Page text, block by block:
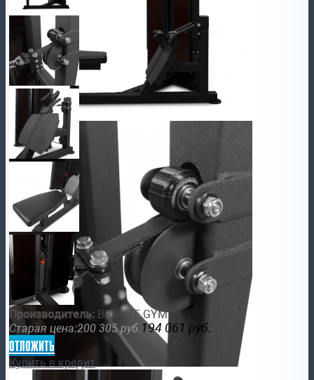
Производитель: BRONZE GYM
Старая цена:200 305 руб. 194 061 руб.
отложить
Купить в кредит